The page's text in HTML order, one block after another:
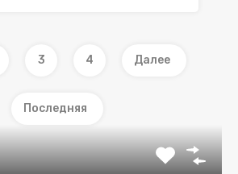
3 4 Далее
Последняя